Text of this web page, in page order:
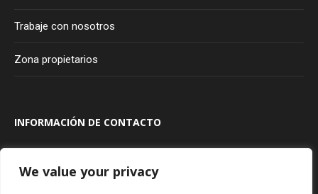
We value your privacy
Trabaje con nosotros
Zona propietarios
INFORMACIÓN DE CONTACTO
Transversal 100A #80A - 20